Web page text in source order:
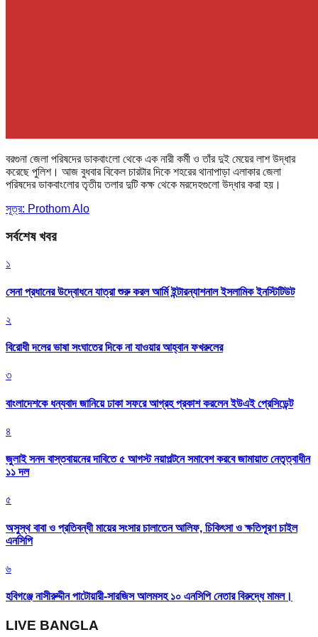
বরগুনা জেলা পরিষদের ডাকবাংলো থেকে এক নারী কর্মী ও তাঁর দুই মেয়ের লাশ উদ্ধার
করেছে পুলিশ। আজ বুধবার বিকেল চারটার দিকে শহরের থানাপাড়া এলাকার জেলা
পরিষদের ডাকবাংলোর তৃতীয় তলার দুটি কক্ষ থেকে মরদেহগুলো উদ্ধার করা হয়।
সূত্র: Prothom Alo
সর্বশেষ খবর
১
সেনা প্রধানের উদ্বোধনে যাত্রা শুরু করল আর্মি ইন্টারন্যাশনাল ইসলামিক ইনস্টিটিউট
২
বিরোধী দলের ভাষা সংঘাতের দিকে না যাওয়ার আহ্বান ফখরুলের
৩
বাংলাদেশকে ধন্যবাদ জানিয়ে ঢাকা সফরে আগ্রহ প্রকাশ করলেন ইউএই প্রেসিডেন্ট
৪
জুলাই সনদ বাস্তবায়নের দাবিতে ৫ আগস্ট নয়াপল্টনে সমাবেশ করবে জামায়াত নেতৃত্বাধীন
১১ দল
৫
অসুস্থ বাবা ও প্রতিবন্ধী মায়ের সংসার চালাতেন আলিফ, চিকিৎসা ও ক্ষতিপূরণ চাইল
এনসিপি
৬
হবিগঞ্জে নাসীরুদ্দীন পাটোয়ারী-সারজিস আলমসহ ১০ এনসিপি নেতার বিরুদ্ধে মামল।
LIVE BANGLA